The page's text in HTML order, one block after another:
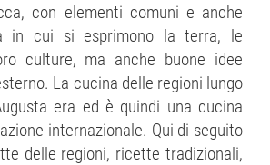
con elementi comuni e anche
in cui si esprimono la terra, le
culture, ma anche buone idee
La cucina delle regioni lungo
era ed è quindi una cucina
internazionale. Qui di seguito
delle regioni, ricette tradizionali,